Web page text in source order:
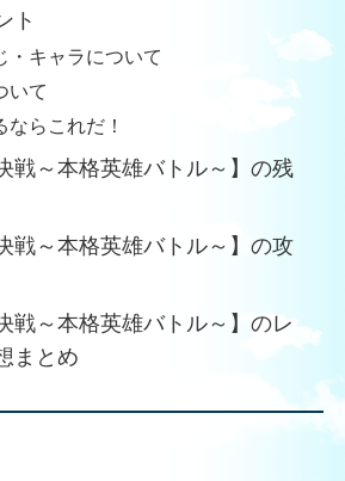
ト
・キャラについて
いて
ならこれだ！
戦～本格英雄バトル～】の残
戦～本格英雄バトル～】の攻
戦～本格英雄バトル～】のレ
まとめ